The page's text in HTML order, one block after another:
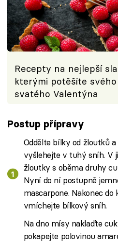
Recepty na nejlepší
kterými potěšíte
svatého Valentýna
Postup přípravy
Oddělte bílky od žloutků
vyšlehejte v tuhý sníh. V
žloutky s oběma druhy
Nyní do ní postupně
mascarpone. Nakonec
vmíchejte bílkový sníh.
Na dno mísy naklaďte
pokapejte polovinou